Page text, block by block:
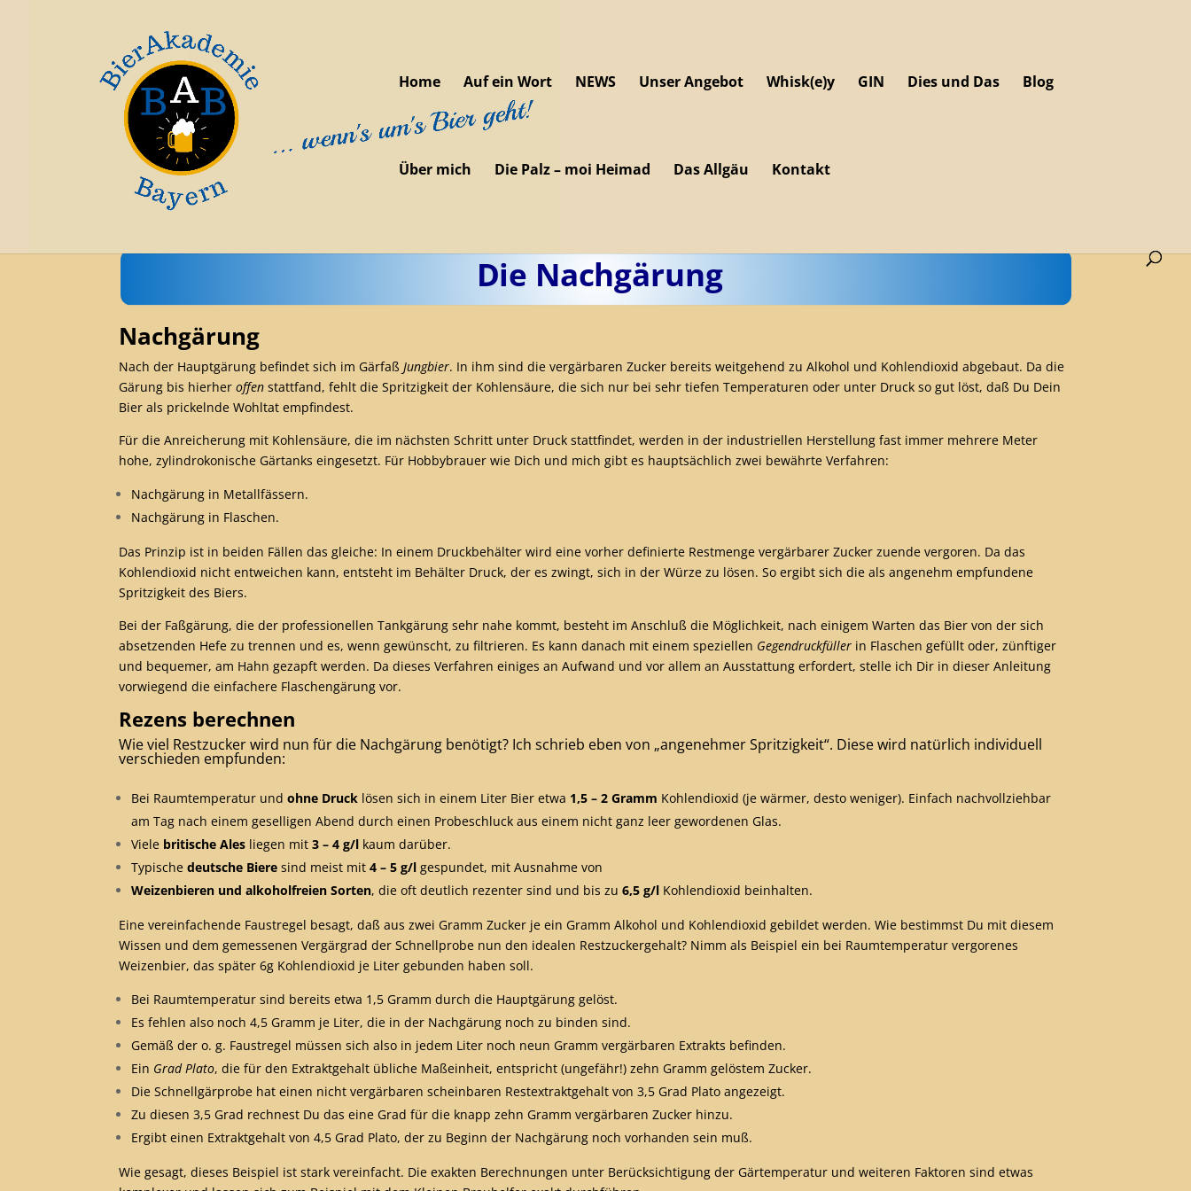
Home Auf ein Wort NEWS Unser Angebot Whisk(e)y GIN Dies und Das Blog
Über mich Die Palz – moi Heimad Das Allgäu Kontakt
Die Nachgärung
Nachgärung
Nach der Hauptgärung befindet sich im GärfaßJungbier. In ihm sind die vergärbaren Zucker bereits weitgehend zu Alkohol und Kohlendioxid abgebaut. Da die
Gärung bis hierheroffen stattfand, fehlt die Spritzigkeit der Kohlensäure, die sich nur bei sehr tiefen Temperaturen oder unter Druck so gut löst, daß Du Dein
Bier als prickelnde Wohltat empfindest.
Für die Anreicherung mit Kohlensäure, die im nächsten Schritt unter Druck stattfindet, werden in der industriellen Herstellung fast immer mehrere Meter
hohe, zylindrokonische Gärtanks eingesetzt. Für Hobbybrauer wie Dich und mich gibt es hauptsächlich zwei bewährte Verfahren:
Nachgärung in Metallfässern.
Nachgärung in Flaschen.
Das Prinzip ist in beiden Fällen das gleiche: In einem Druckbehälter wird eine vorher definierte Restmenge vergärbarer Zucker zuende vergoren. Da das
Kohlendioxid nicht entweichen kann, entsteht im Behälter Druck, der es zwingt, sich in der Würze zu lösen. So ergibt sich die als angenehm empfundene
Spritzigkeit des Biers.
Bei der Faßgärung, die der professionellen Tankgärung sehr nahe kommt, besteht im Anschluß die Möglichkeit, nach einigem Warten das Bier von der sich
absetzenden Hefe zu trennen und es, wenn gewünscht, zu filtrieren. Es kann danach mit einem speziellen Gegendruckfüller in Flaschen gefüllt oder, zünftiger
und bequemer, am Hahn gezapft werden. Da dieses Verfahren einiges an Aufwand und vor allem an Ausstattung erfordert, stelle ich Dir in dieser Anleitung
vorwiegend die einfachere Flaschengärung vor.
Rezens berechnen
Wie viel Restzucker wird nun für die Nachgärung benötigt? Ich schrieb eben von „angenehmer Spritzigkeit“. Diese wird natürlich individuell
verschieden empfunden:
Bei Raumtemperatur undohne Druck lösen sich in einem Liter Bier etwa 1,5 – 2 Gramm Kohlendioxid (je wärmer, desto weniger). Einfach nachvollziehbar
am Tag nach einem geselligen Abend durch einen Probeschluck aus einem nicht ganz leer gewordenen Glas.
Viele britischeAles liegen mit3 – 4 g/l kaum darüber.
Typischedeutsche Biere sind meist mit4 – 5 g/l gespundet, mit Ausnahme von
Weizenbieren und alkoholfreien Sorten, die oft deutlich rezenter sind und bis zu6,5 g/l Kohlendioxid beinhalten.
Eine vereinfachende Faustregel besagt, daß aus zwei Gramm Zucker je ein Gramm Alkohol und Kohlendioxid gebildet werden. Wie bestimmst Du mit diesem
Wissen und dem gemessenen Vergärgrad der Schnellprobe nun den idealen Restzuckergehalt? Nimm als Beispiel ein bei Raumtemperatur vergorenes
Weizenbier, das später 6g Kohlendioxid je Liter gebunden haben soll.
Bei Raumtemperatur sind bereits etwa 1,5 Gramm durch die Hauptgärung gelöst.
Es fehlen also noch 4,5 Gramm je Liter, die in der Nachgärung noch zu binden sind.
Gemäß der o. g. Faustregel müssen sich also in jedem Liter noch neun Gramm vergärbaren Extrakts befinden.
Ein Grad Plato, die für den Extraktgehalt übliche Maßeinheit, entspricht (ungefähr!) zehn Gramm gelöstem Zucker.
Die Schnellgärprobe hat einen nicht vergärbaren scheinbaren Restextraktgehalt von 3,5 Grad Plato angezeigt.
Zu diesen 3,5 Grad rechnest Du das eine Grad für die knapp zehn Gramm vergärbaren Zucker hinzu.
Ergibt einen Extraktgehalt von 4,5 Grad Plato, der zu Beginn der Nachgärung noch vorhanden sein muß.
Wie gesagt, dieses Beispiel ist stark vereinfacht. Die exakten Berechnungen unter Berücksichtigung der Gärtemperatur und weiteren Faktoren sind etwas